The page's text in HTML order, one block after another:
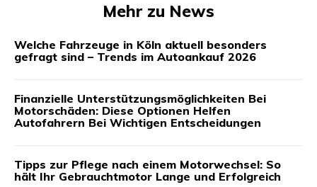
Mehr zu News
Welche Fahrzeuge in Köln aktuell besonders
gefragt sind – Trends im Autoankauf 2026
Finanzielle Unterstützungsmöglichkeiten Bei
Motorschäden: Diese Optionen Helfen
Autofahrern Bei Wichtigen Entscheidungen
Tipps zur Pflege nach einem Motorwechsel: So
hält Ihr Gebrauchtmotor Lange und Erfolgreich